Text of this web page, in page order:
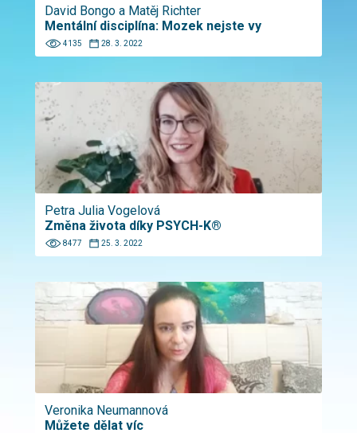
David Bongo a Matěj Richter
Mentální disciplína: Mozek nejste vy
4135 28. 3. 2022
Petra Julia Vogelová
Změna života díky PSYCH-K®
8477 25. 3. 2022
Veronika Neumannová
Můžete dělat víc